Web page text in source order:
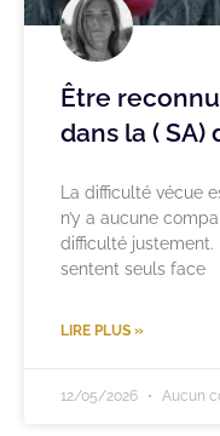
Être
dans la (
La difficulté vécue
n’y a aucune
difficulté justement.
sentent seuls face
LIRE PLUS »
12/05/2026 Aucun